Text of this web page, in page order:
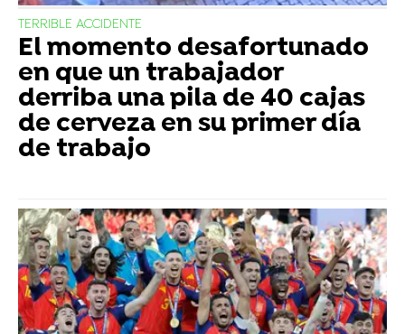
TERRIBLE ACCIDENTE
El momento desafortunado
en que un trabajador
derriba una pila de 40 cajas
de cerveza en su primer día
de trabajo